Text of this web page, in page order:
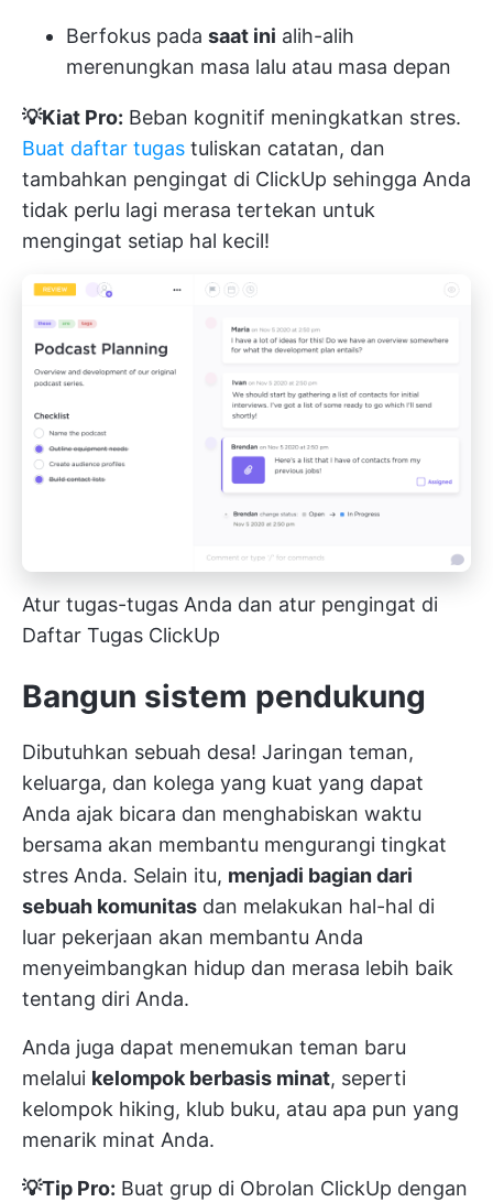
Berfokus pada saat ini alih-alih
merenungkan masa lalu atau masa depan
💡Kiat Pro: Beban kognitif meningkatkan stres.
Buat daftar tugas tuliskan catatan, dan
tambahkan pengingat di ClickUp sehingga Anda
tidak perlu lagi merasa tertekan untuk
mengingat setiap hal kecil!
Atur tugas-tugas Anda dan atur pengingat di
Daftar Tugas ClickUp
Bangun sistem pendukung
Dibutuhkan sebuah desa! Jaringan teman,
keluarga, dan kolega yang kuat yang dapat
Anda ajak bicara dan menghabiskan waktu
bersama akan membantu mengurangi tingkat
stres Anda. Selain itu, menjadi bagian dari
sebuah komunitas dan melakukan hal-hal di
luar pekerjaan akan membantu Anda
menyeimbangkan hidup dan merasa lebih baik
tentang diri Anda.
Anda juga dapat menemukan teman baru
melalui kelompok berbasis minat, seperti
kelompok hiking, klub buku, atau apa pun yang
menarik minat Anda.
💡Tip Pro: Buat grup di Obrolan ClickUp dengan